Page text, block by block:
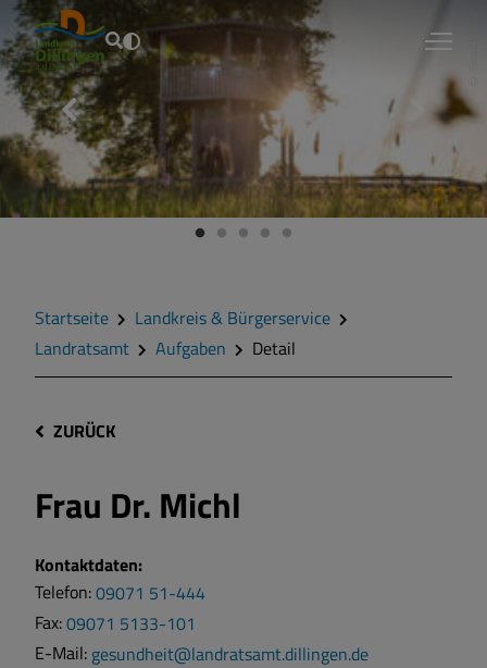
Fouad Vollmer
Startseite
Landkreis & Bürgerservice
Landratsamt
Aufgaben Detail
ZURÜCK
Frau Dr. Michl
Kontaktdaten:
Telefon:09071 51-444
Fax:09071 5133-101
E-Mail: gesundheit@landratsamt.dillingen.de